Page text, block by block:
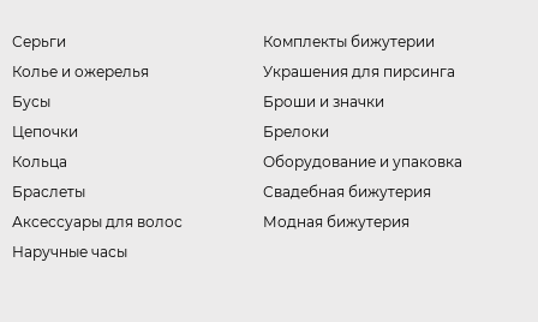
Серьги
Колье и ожерелья
Бусы
Цепочки
Кольца
Браслеты
Аксессуары для волос
Наручные часы
Комплекты бижутерии
Украшения для пирсинга
Броши и значки
Брелоки
Оборудование и упаковка
Свадебная бижутерия
Модная бижутерия